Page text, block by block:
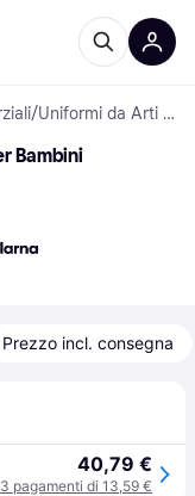
/ Uniformi da Arti Marziali
Bambini
Prezzo incl. consegna
40,79 €
pagamenti di 13,59 €